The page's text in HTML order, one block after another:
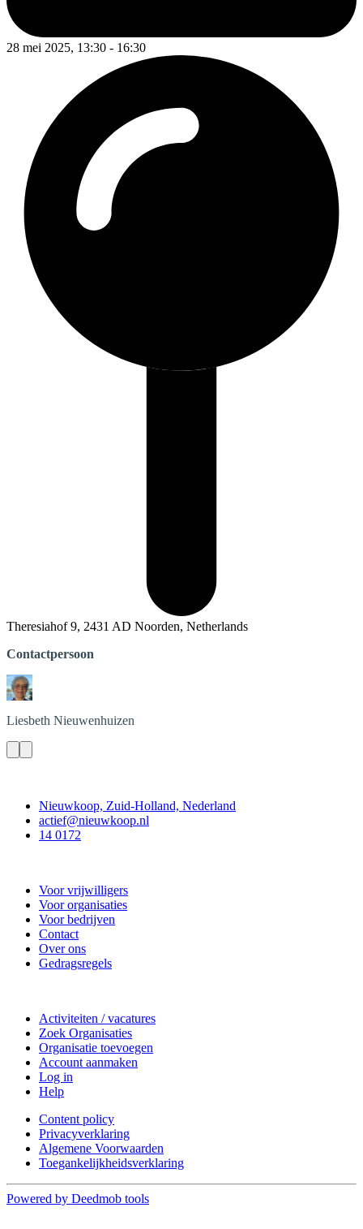
28 mei 2025, 13:30 - 16:30
Theresiahof 9, 2431 AD Noorden, Netherlands
Contactpersoon
Liesbeth Nieuwenhuizen
Nieuwkoop, Zuid-Holland, Nederland
actief@nieuwkoop.nl
14 0172
Voor vrijwilligers
Voor organisaties
Voor bedrijven
Contact
Over ons
Gedragsregels
Activiteiten / vacatures
Zoek Organisaties
Organisatie toevoegen
Account aanmaken
Log in
Help
Content policy
Privacyverklaring
Algemene Voorwaarden
Toegankelijkheidsverklaring
Powered by Deedmob tools